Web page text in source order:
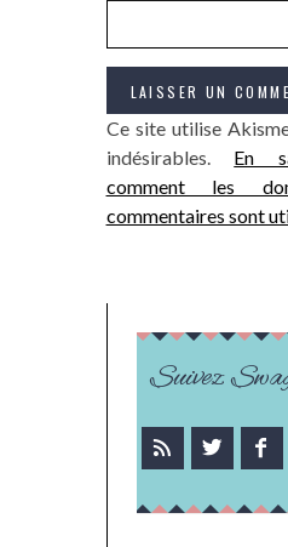
Ce site utilise
indésirables. En
comment les
commentaires sont
Suivez